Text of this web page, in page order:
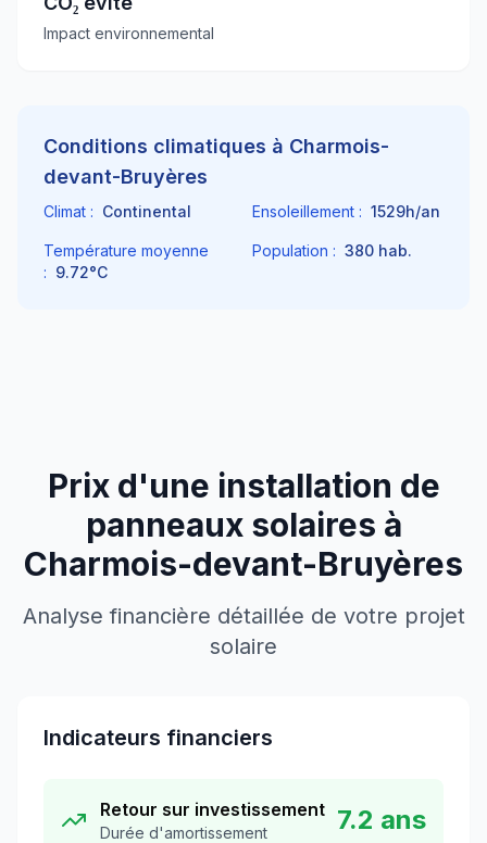
Impact environnemental
Conditions climatiques à Charmois-
devant-Bruyères
Climat : Continental Ensoleillement : 1529h/an
Température moyenne
: 9.72°C
Population : 380 hab.
Prix d'une installation de
panneaux solaires à
Charmois-devant-Bruyères
Analyse financière détaillée de votre projet
solaire
Indicateurs financiers
Retour sur investissement
Durée d'amortissement 7.2 ans